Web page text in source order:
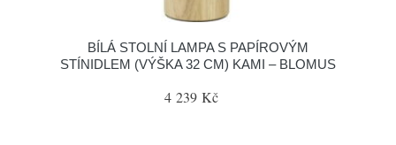
BÍLÁ STOLNÍ LAMPA S PAPÍROVÝM
STÍNIDLEM (VÝŠKA 32 CM) KAMI – BLOMUS
4 239 Kč